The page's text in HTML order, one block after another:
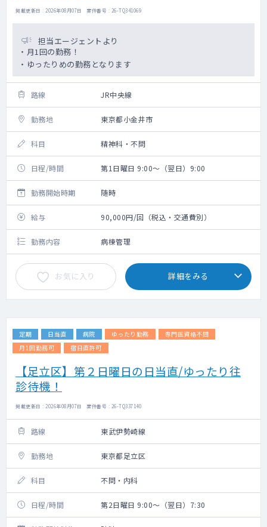
掲載更新日 : 2026年08月07日 案件番号 : 26-TQ341069
担当エージェントより
・月1回の勤務！
・ゆったりめの勤務となります
路線 JR中央線
勤務地 東京都小金井市
科目 精神科・不問
日程/時間 第1日曜日 9:00～（翌日）9:00
勤務開始時期 随時
給与 90,000円/回（税込・交通費別）
勤務内容 病棟管理
お気に入り 詳細をみる
定期 日当直 病院 ゆったり勤務
専門医資格不問
月1回勤務可
宿日直許可
【足立区】第２日曜日の日当直/ゆったり往
診待機！
掲載更新日 : 2026年08月07日 案件番号 : 26-TQ337140
路線 東武伊勢崎線
勤務地 東京都足立区
科目 不問・内科
日程/時間 第2日曜日 9:00～（翌日）7:30